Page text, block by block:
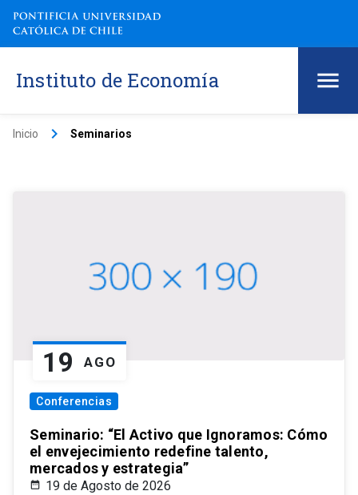
Instituto de Economía
Inicio keyboard_arrow_right Seminarios
19 AGO
Conferencias
Seminario: “El Activo que Ignoramos: Cómo
el envejecimiento redefine talento,
mercados y estrategia”
19 de Agosto de 2026